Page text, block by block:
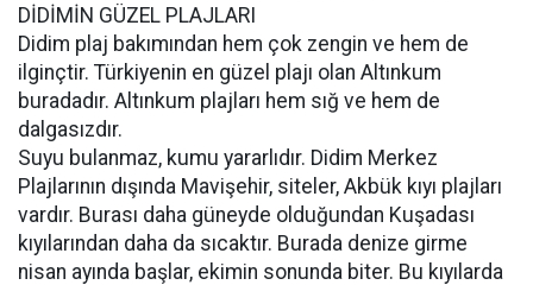
DİDİMİN GÜZEL PLAJLARI
Didim plaj bakımından hem çok zengin ve hem de
ilginçtir. Türkiyenin en güzel plajı olan Altınkum
buradadır. Altınkum plajları hem sığ ve hem de
dalgasızdır.
Suyu bulanmaz, kumu yararlıdır. Didim Merkez
Plajlarının dışında Mavişehir, siteler, Akbük kıyı plajları
vardır. Burası daha güneyde olduğundan Kuşadası
kıyılarından daha da sıcaktır. Burada denize girme
nisan ayında başlar, ekimin sonunda biter. Bu kıyılarda